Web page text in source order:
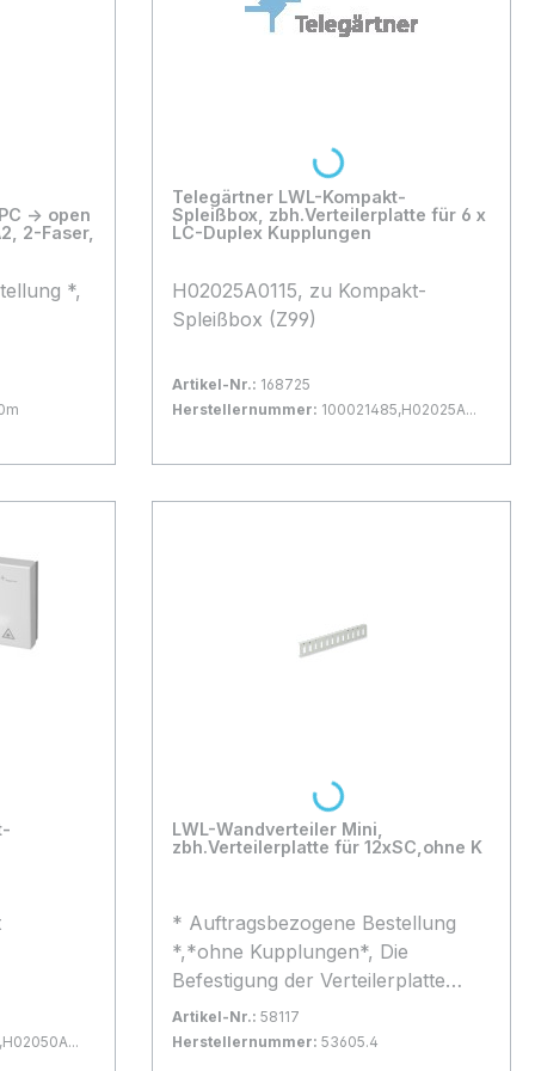
Nein
Ja
Simplex Bohrung, 3 x PG
x (H) x (T) 190 x 375 x 115
*,
Pigtails
Nein
2
Telegärtner LWL-Kompakt-
Spleißbox, zbh.Verteilerplatte für 6 x
LC-Duplex Kupplungen
H02025A0115, zu Kompakt-
Spleißbox (Z99)
Artikel-Nr.: 168725
Herstellernummer: 100021485,H02025A...
In den Warenkorb
Loading...
LWL-Wandverteiler Mini,
zbh.Verteilerplatte für 12xSC,ohne K
* Auftragsbezogene Bestellung
*,*ohne Kupplungen*, Die
Befestigung der Verteilerplatte
erfolgt durch 2 Kunststoff-
Spreiznieten , RAL7035 Lichtgrau,
Artikel-Nr.: 58117
Herstellernummer: 53605.4
Loading...